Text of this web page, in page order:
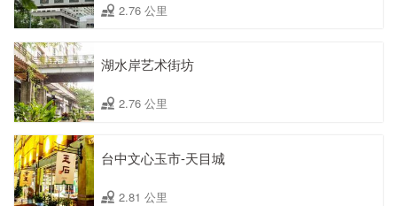
2.76 公里
湖水岸艺术街坊
2.76 公里
台中文心玉市-天目城
2.81 公里